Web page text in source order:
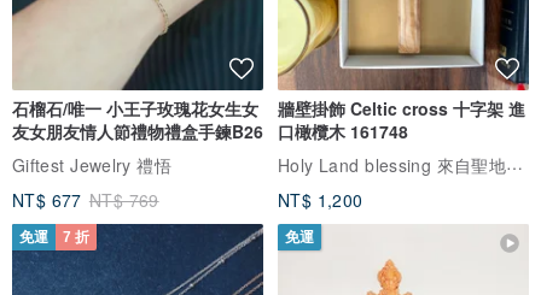
石榴石/唯一 小王子玫瑰花女生女
友女朋友情人節禮物禮盒手鍊B26
Giftest Jewelry 禮悟
NT$ 677 NT$ 769
牆壁掛飾 Celtic cross 十字架 進
口橄欖木 161748
Holy Land blessing 來自聖地的祝福
NT$ 1,200
免運 7 折 免運